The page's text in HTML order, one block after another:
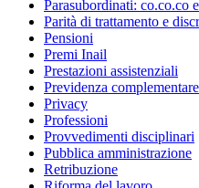
Parasubordinati: co.co.co
Parità di trattamento e
Pensioni
Premi Inail
Prestazioni assistenziali
Previdenza
Privacy
Professioni
Provvedimenti disciplinari
Pubblica amministrazione
Retribuzione